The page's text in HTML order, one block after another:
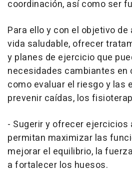
coordinación, así como ser
Para ello y con el objetivo
vida saludable, ofrecer
y planes de ejercicio que
necesidades cambiantes en
como evaluar el riesgo y las
prevenir caídas, los
- Sugerir y ofrecer ejercicios
permitan maximizar las
mejorar el equilibrio, la
a fortalecer los huesos.